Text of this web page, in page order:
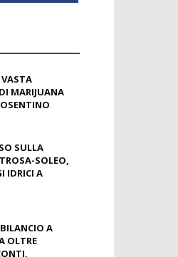
MARIJUANA
SULLA
SOLEO,
IDRICI A
A
OLTRE